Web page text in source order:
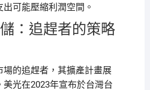
可能壓縮利潤空間。
：追趕者的策略
的追趕者，其擴產計畫展
光在2023年宣布於台灣台